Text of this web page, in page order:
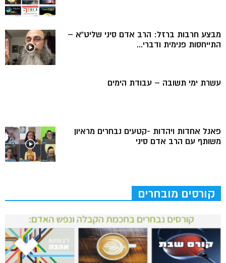
מבצע חרבות ברזל: הרב אדם סיני שליט”א –
התייחסות פנימית ודברי...
עשרת ימי תשובה – עבודת הימים
פאנל אחדות ויהדות -קטעים נבחרים מראיון
משותף עם הרב אדם סיני
קורסים מובחרים